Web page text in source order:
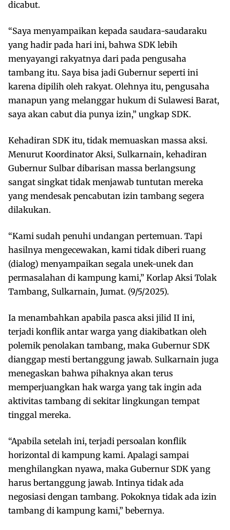
dicabut.
“Saya menyampaikan kepada saudara-saudaraku
yang hadir pada hari ini, bahwa SDK lebih
menyayangi rakyatnya dari pada pengusaha
tambang itu. Saya bisa jadi Gubernur seperti ini
karena dipilih oleh rakyat. Olehnya itu, pengusaha
manapun yang melanggar hukum di Sulawesi Barat,
saya akan cabut dia punya izin,” ungkap SDK.
Kehadiran SDK itu, tidak memuaskan massa aksi.
Menurut Koordinator Aksi, Sulkarnain, kehadiran
Gubernur Sulbar dibarisan massa berlangsung
sangat singkat tidak menjawab tuntutan mereka
yang mendesak pencabutan izin tambang segera
dilakukan.
“Kami sudah penuhi undangan pertemuan. Tapi
hasilnya mengecewakan, kami tidak diberi ruang
(dialog) menyampaikan segala unek-unek dan
permasalahan di kampung kami,” Korlap Aksi Tolak
Tambang, Sulkarnain, Jumat. (9/5/2025).
Ia menambahkan apabila pasca aksi jilid II ini,
terjadi konflik antar warga yang diakibatkan oleh
polemik penolakan tambang, maka Gubernur SDK
dianggap mesti bertanggung jawab. Sulkarnain juga
menegaskan bahwa pihaknya akan terus
memperjuangkan hak warga yang tak ingin ada
aktivitas tambang di sekitar lingkungan tempat
tinggal mereka.
“Apabila setelah ini, terjadi persoalan konflik
horizontal di kampung kami. Apalagi sampai
menghilangkan nyawa, maka Gubernur SDK yang
harus bertanggung jawab. Intinya tidak ada
negosiasi dengan tambang. Pokoknya tidak ada izin
tambang di kampung kami,” bebernya.